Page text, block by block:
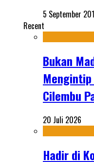
5 September
Recent
Bukan
Cilembu
20 Juli 2026
Hadir di